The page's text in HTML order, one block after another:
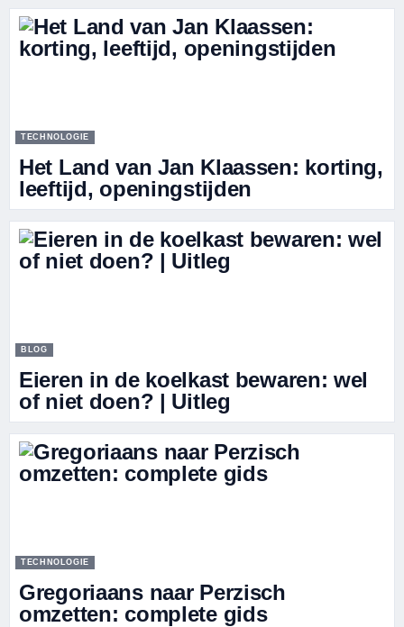
TECHNOLOGIE
Het Land van Jan Klaassen: korting,
leeftijd, openingstijden
BLOG
Eieren in de koelkast bewaren: wel
of niet doen? | Uitleg
TECHNOLOGIE
Gregoriaans naar Perzisch
omzetten: complete gids